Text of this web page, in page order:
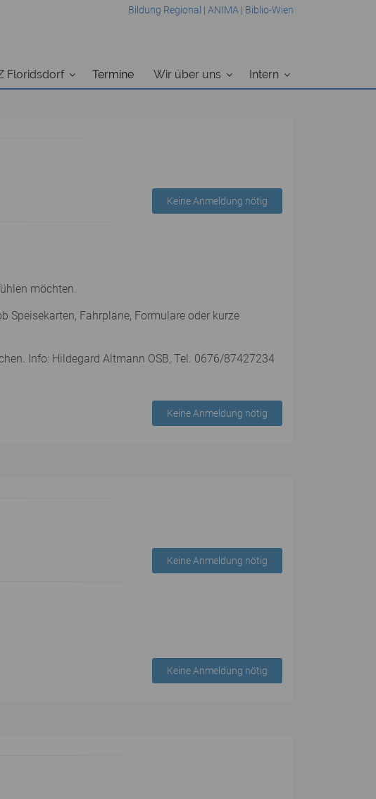
Bildung Regional | ANIMA | Biblio-Wien
Floridsdorf Termine Wir über uns Intern
Keine Anmeldung nötig
möchten.
Fahrpläne, Formulare oder kurze
Info: Hildegard Altmann OSB, Tel. 0676/87427234
Keine Anmeldung nötig
Keine Anmeldung nötig
Keine Anmeldung nötig